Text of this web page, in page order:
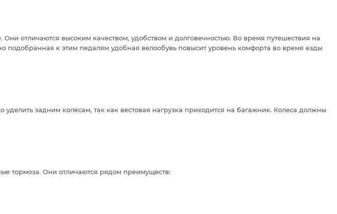
отличаются высоким качеством, удобством и долговечностью. Во время путешествия на
подобранная к этим педалям удобная велообувь повысит уровень комфорта во время езды
задним колесам, так как вестовая нагрузка приходится на багажник. Колеса должны
тормоза. Они отличаются рядом преимуществ: